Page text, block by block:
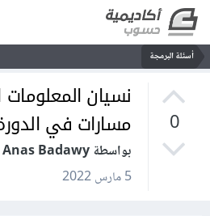
أسئلة البرمجة
0
نسيان
مسارات في
بواسطة Anas Badawy
5 مارس 2022